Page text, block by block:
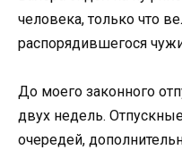
человека, только что
распорядившегося
До моего законного
двух недель.
очередей,